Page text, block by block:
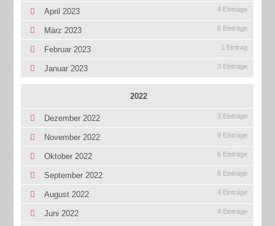
April 2023 4 Einträge
März 2023 6 Einträge
Februar 2023 1 Eintrag
Januar 2023 3 Einträge
2022
Dezember 2022 3 Einträge
November 2022 9 Einträge
Oktober 2022 6 Einträge
September 2022 8 Einträge
August 2022 4 Einträge
Juni 2022 4 Einträge